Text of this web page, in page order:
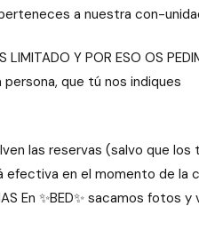
a nuestra con-
LIMITADO Y POR ESO OS
que tú nos indiques
las reservas (salvo que
efectiva en el momento de la
En ✨BED✨ sacamos